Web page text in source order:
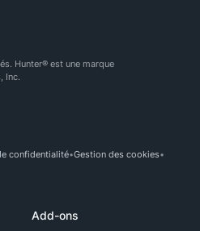
Hunter® est une marque
Inc.
confidentialité Gestion des cookies
Add-ons